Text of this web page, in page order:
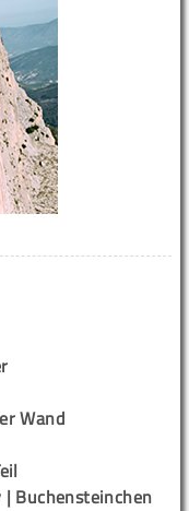
Wand
Buchensteinchen